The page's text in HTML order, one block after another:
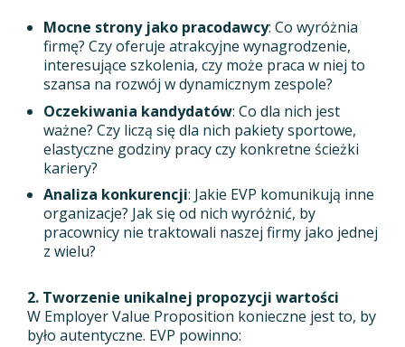
Mocne strony jako pracodawcy: Co wyróżnia
firmę? Czy oferuje atrakcyjne wynagrodzenie,
interesujące szkolenia, czy może praca w niej to
szansa na rozwój w dynamicznym zespole?
Oczekiwania kandydatów: Co dla nich jest
ważne? Czy liczą się dla nich pakiety sportowe,
elastyczne godziny pracy czy konkretne ścieżki
kariery?
Analiza konkurencji: Jakie EVP komunikują inne
organizacje? Jak się od nich wyróżnić, by
pracownicy nie traktowali naszej firmy jako jednej
z wielu?
2. Tworzenie unikalnej propozycji wartości
W Employer Value Proposition konieczne jest to, by
było autentyczne. EVP powinno: